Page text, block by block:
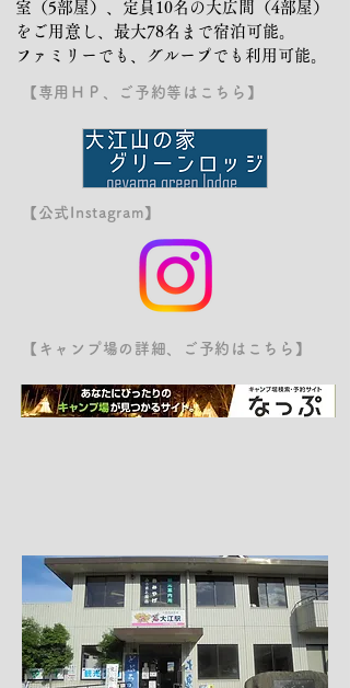
室（5部屋）、定員10名の大広間（4部屋）
をご用意し、最大78名まで宿泊可能。
ファミリーでも、グループでも利用可能。
【専用ＨＰ、ご予約等はこちら】
【公式Instagram】
【キャンプ場の詳細、ご予約はこちら】